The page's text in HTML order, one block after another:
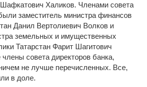
Халиков. Членами совета
заместитель министра финансов
Данил Вертолиевич Волков и
земельных и имущественных
Татарстан Фарит Шагитович
совета директоров банка,
не лучше перечисленных. Все,
в доле.